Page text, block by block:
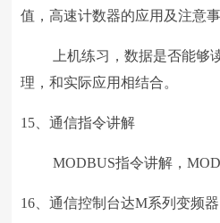
值，高速计数器的应用及注意
上机练习，数据是否能够读
理，和实际应用相结合。
15、通信指令讲解
MODBUS指令讲解，
16、通信控制台达M系列变频